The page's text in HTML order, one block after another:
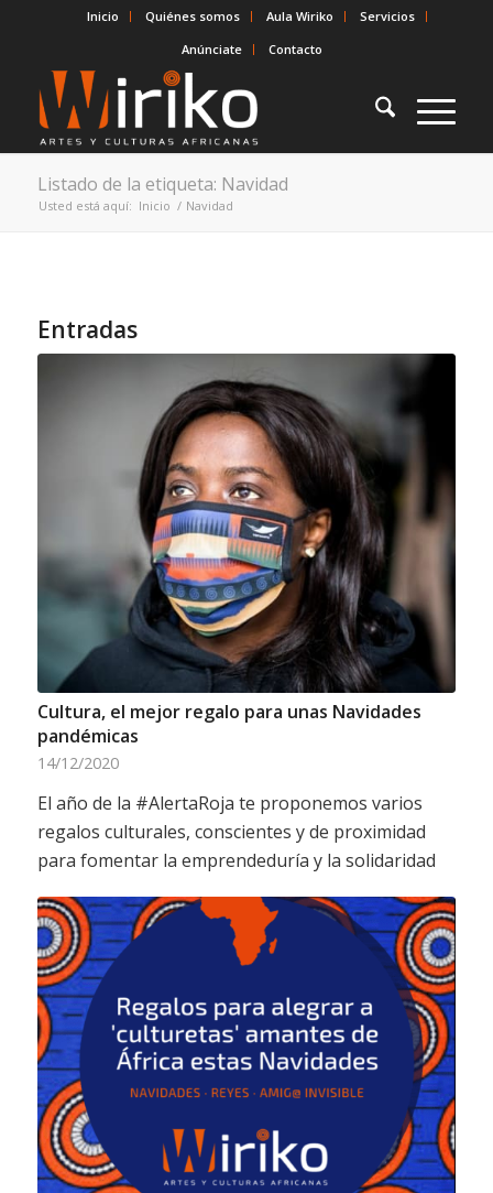
Inicio Quiénes somos Aula Wiriko
Servicios
Anúnciate
Contacto
Listado de la etiqueta: Navidad
Usted está aquí: Inicio / Navidad
Entradas
Cultura, el mejor regalo para unas Navidades
pandémicas
14/12/2020
El año de la #AlertaRoja te proponemos varios
regalos culturales, conscientes y de proximidad
para fomentar la emprendeduría y la solidaridad